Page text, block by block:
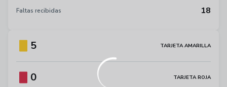
Faltas recibidas 18
5 TARJETA AMARILLA
0 TARJETA ROJA